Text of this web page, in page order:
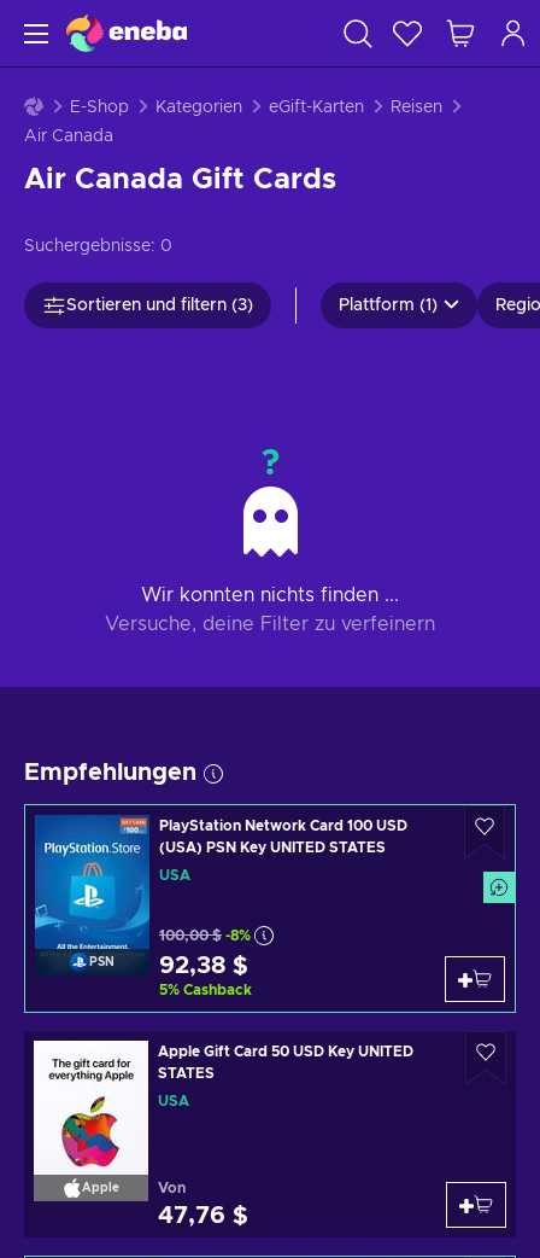
E-Shop Kategorien eGift-Karten
Reisen
Air Canada
Air Canada Gift Cards
Suchergebnisse: 0
Sortieren und filtern (3) Plattform (1)
?
Wir konnten nichts finden ...
Versuche, deine Filter zu verfeinern
Empfehlungen
PSN
PlayStation Network Card 100 USD
(USA) PSN Key UNITED STATES
USA
100,00 $ -8%
92,38 $
5% Cashback
Apple
Apple Gift Card 50 USD Key UNITED
STATES
USA
Von
47,76 $